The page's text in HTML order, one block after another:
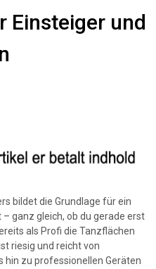
Einsteiger und
bildet die Grundlage für ein
ganz gleich, ob du gerade erst
als Profi die Tanzflächen
riesig und reicht von
hin zu professionellen Geräten